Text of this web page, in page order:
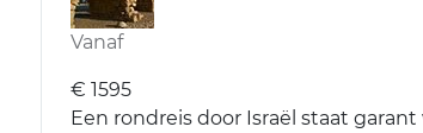
Vanaf
€ 1595
Een rondreis door Israël staat garant